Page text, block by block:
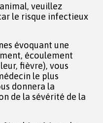
veuillez
le risque infectieux
évoquant une
écoulement
fièvre), vous
le plus
donnera la
de la sévérité de la